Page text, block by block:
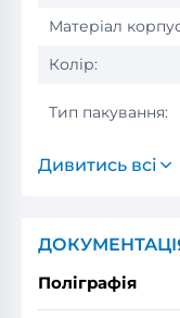
Матеріал
Колір:
Тип пакування:
Дивитись всі
Поліграфія